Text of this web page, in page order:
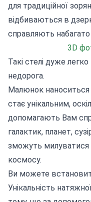
для традиційної
відбиваються в
справляють
3D
Такі стелі дуже
недорога.
Малюнок
стає унікальним,
допомагають Вам
галактик, планет,
зможуть милуватися
космосу.
Ви можете
Унікальність